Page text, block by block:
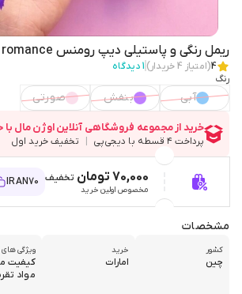
ریمل رنگی و پاستیلی دیپ رومنس Deep romance
4(امتیاز 4خریدار) 1دیدگاه
رنگ
آبی بنفش صورتی
70,000 تومان تخفیف
مخصوص اولین خرید
IRAN70
مشخصات
کشور
چین
خرید
امارات
ویژگی
کیفیت
مواد